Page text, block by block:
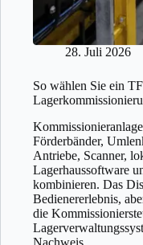
28. Juli 2026
So wählen Sie ein
Förderbänder,
Antriebe, Scanner,
Lagerhaussoftware
kombinieren. Das
Bedienererlebnis,
die
Nachweis…